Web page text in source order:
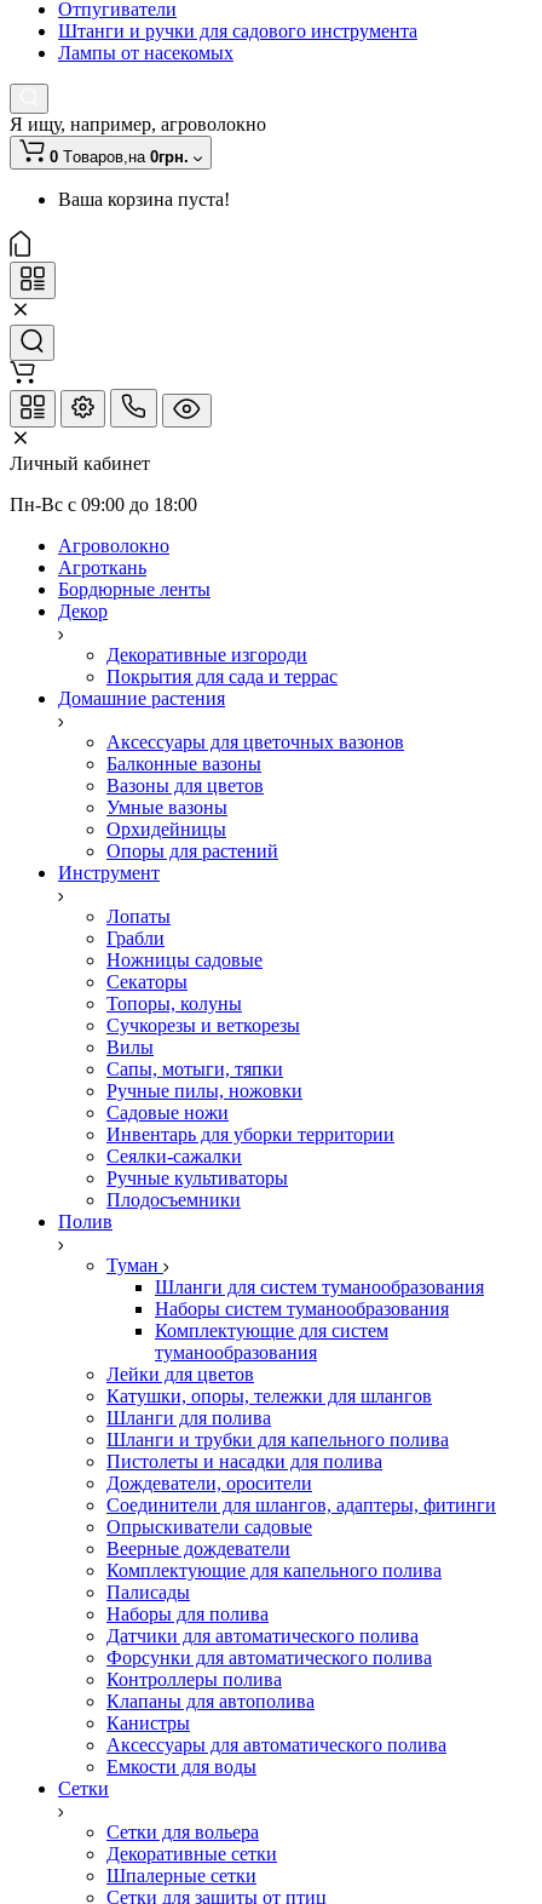
Отпугиватели
Штанги и ручки для садового инструмента
Лампы от насекомых
Я ищу, например, агроволокно
0 Tоваров,на 0грн.
Ваша корзина пуста!
Личный кабинет
Пн-Вс с 09:00 до 18:00
Агроволокно
Агроткань
Бордюрные ленты
Декор
Декоративные изгороди
Покрытия для сада и террас
Домашние растения
Аксессуары для цветочных вазонов
Балконные вазоны
Вазоны для цветов
Умные вазоны
Орхидейницы
Опоры для растений
Инструмент
Лопаты
Грабли
Ножницы садовые
Секаторы
Топоры, колуны
Сучкорезы и веткорезы
Вилы
Сапы, мотыги, тяпки
Ручные пилы, ножовки
Садовые ножи
Инвентарь для уборки территории
Сеялки-сажалки
Ручные культиваторы
Плодосъемники
Полив
Туман
Шланги для систем туманообразования
Наборы систем туманообразования
Комплектующие для систем
туманообразования
Лейки для цветов
Катушки, опоры, тележки для шлангов
Шланги для полива
Шланги и трубки для капельного полива
Пистолеты и насадки для полива
Дождеватели, оросители
Соединители для шлангов, адаптеры, фитинги
Опрыскиватели садовые
Веерные дождеватели
Комплектующие для капельного полива
Палисады
Наборы для полива
Датчики для автоматического полива
Форсунки для автоматического полива
Контроллеры полива
Клапаны для автополива
Канистры
Аксессуары для автоматического полива
Емкости для воды
Сетки
Сетки для вольера
Декоративные сетки
Шпалерные сетки
Сетки для защиты от птиц